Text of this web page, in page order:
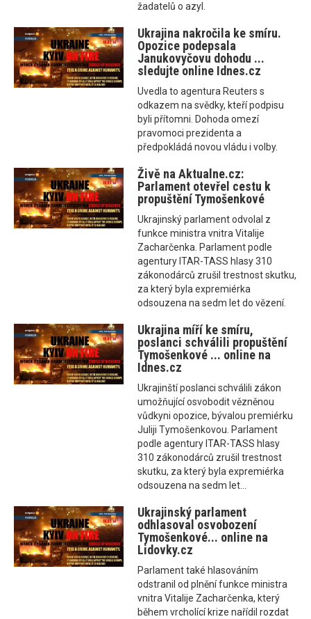
žadatelů o azyl.
Ukrajina nakročila ke smíru.
Opozice podepsala
Janukovyčovu dohodu ...
sledujte online Idnes.cz
Uvedla to agentura Reuters s
odkazem na svědky, kteří podpisu
byli přítomni. Dohoda omezí
pravomoci prezidenta a
předpokládá novou vládu i volby.
Živě na Aktualne.cz:
Parlament otevřel cestu k
propuštění Tymošenkové
Ukrajinský parlament odvolal z
funkce ministra vnitra Vitalije
Zacharčenka. Parlament podle
agentury ITAR-TASS hlasy 310
zákonodárců zrušil trestnost skutku,
za který byla expremiérka
odsouzena na sedm let do vězení.
Ukrajina míří ke smíru,
poslanci schválili propuštění
Tymošenkové ... online na
Idnes.cz
Ukrajinští poslanci schválili zákon
umožňující osvobodit vězněnou
vůdkyni opozice, bývalou premiérku
Juliji Tymošenkovou. Parlament
podle agentury ITAR-TASS hlasy
310 zákonodárců zrušil trestnost
skutku, za který byla expremiérka
odsouzena na sedm let...
Ukrajinský parlament
odhlasoval osvobození
Tymošenkové... online na
Lidovky.cz
Parlament také hlasováním
odstranil od plnění funkce ministra
vnitra Vitalije Zacharčenka, který
během vrcholící krize nařídil rozdat